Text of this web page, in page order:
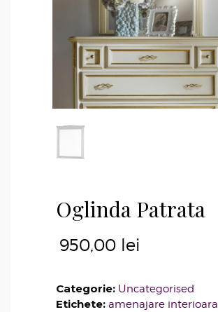
Oglinda Patrata
950,00 lei
Categorie: Uncategorised
Etichete: amenajare interioara